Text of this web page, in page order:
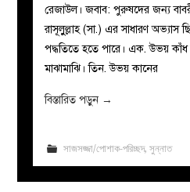
রেজাউল। জবাব: পুরুষদের জন্য
রাসূলুুল্লাহ (সা.) এর সাধারণ অভ্যাস
পদ্ধতিতে হতে পারে। এক. উভয় কাঁধ
মাঝামাঝি। তিন. উভয় কানের
বিস্তারিত পড়ুন →
সাজসজ্জা/পোশাক-পরিচ্ছদ, সুন্নাত